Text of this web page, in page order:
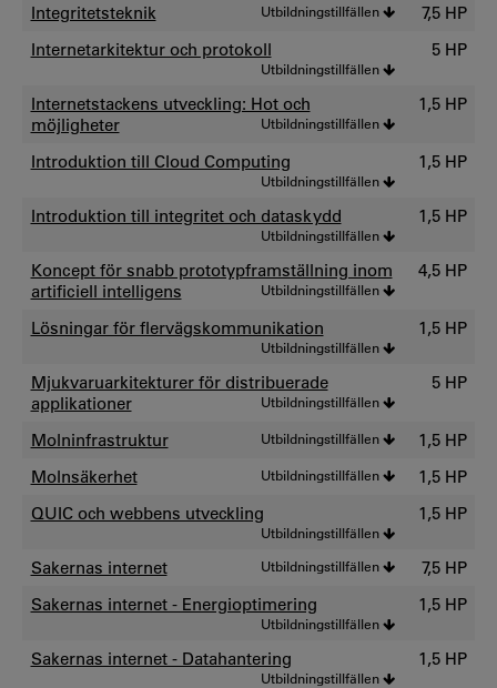
Integritetsteknik Utbildningstillfällen
7,5 HP
Internetarkitektur och protokoll
Utbildningstillfällen
5 HP
Internetstackens utveckling: Hot och
möjligheter
Utbildningstillfällen
1,5 HP
Introduktion till Cloud Computing
Utbildningstillfällen
1,5 HP
Introduktion till integritet och dataskydd
Utbildningstillfällen
1,5 HP
Koncept för snabb prototypframställning inom
artificiell intelligens
Utbildningstillfällen
4,5 HP
Lösningar för flervägskommunikation
Utbildningstillfällen
1,5 HP
Mjukvaruarkitekturer för distribuerade
applikationer
Utbildningstillfällen
5 HP
Molninfrastruktur Utbildningstillfällen
1,5 HP
Molnsäkerhet
Utbildningstillfällen
1,5 HP
QUIC och webbens utveckling
Utbildningstillfällen
1,5 HP
Sakernas internet Utbildningstillfällen
7,5 HP
Sakernas internet - Energioptimering
Utbildningstillfällen
1,5 HP
Sakernas internet - Datahantering
Utbildningstillfällen
1,5 HP